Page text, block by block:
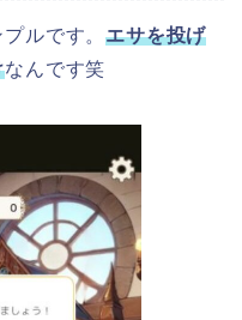
ルです。エサを投げ
なんです笑